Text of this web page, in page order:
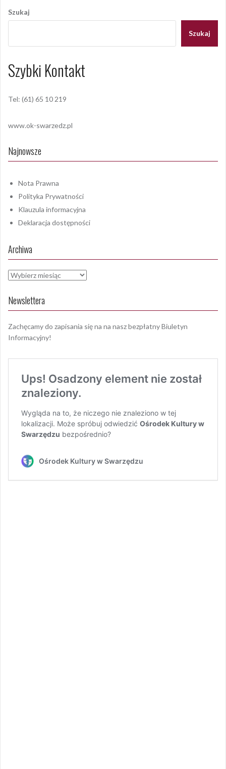
wpisu
Szukaj
Szukaj
Szybki Kontakt
Tel: (61) 65 10 219
www.ok-swarzedz.pl
Najnowsze
Nota Prawna
Polityka Prywatności
Klauzula informacyjna
Deklaracja dostępności
Archiwa
Archiwa
Newslettera
Zachęcamy do zapisania się na na nasz bezpłatny Biuletyn
Informacyjny!